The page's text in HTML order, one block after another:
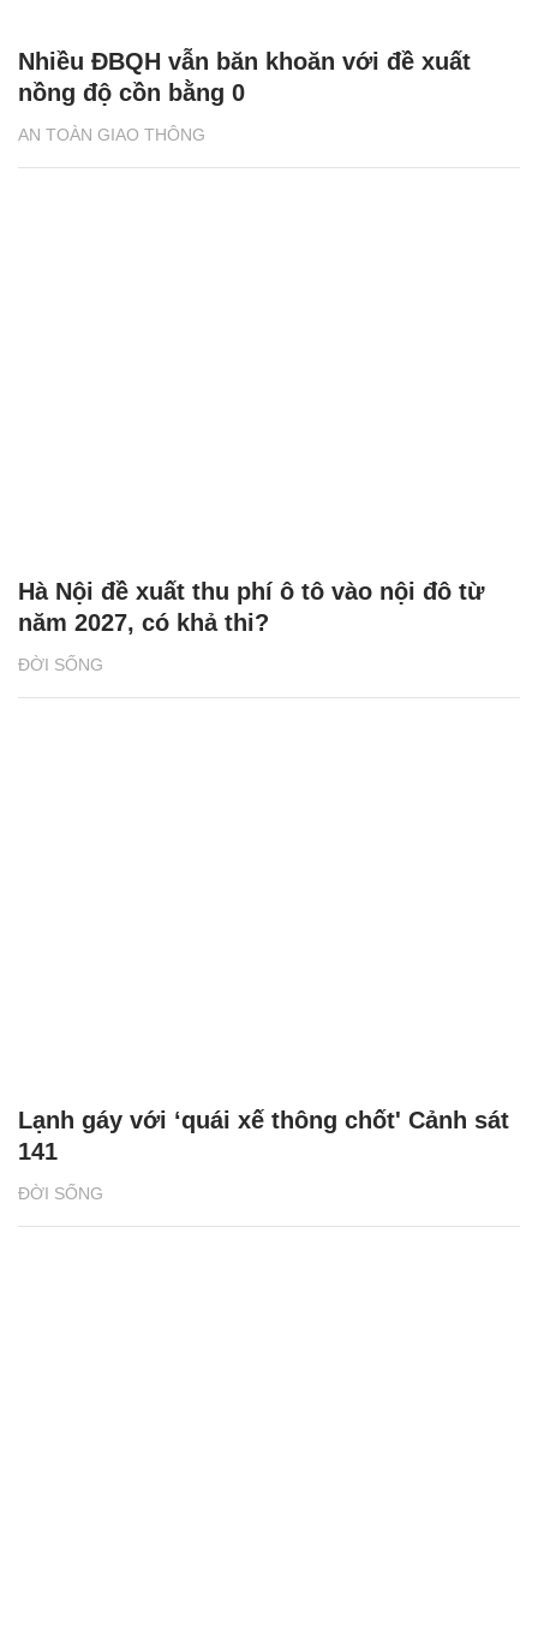
AN TOÀN GIAO THÔNG
Nhiều ĐBQH vẫn băn khoăn với đề xuất
nồng độ cồn bằng 0
ĐỜI SỐNG
Hà Nội đề xuất thu phí ô tô vào nội đô từ
năm 2027, có khả thi?
ĐỜI SỐNG
Lạnh gáy với ‘quái xế thông chốt' Cảnh sát
141